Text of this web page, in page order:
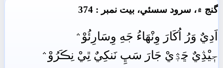
گنج ۾، سرود سسئي، بيت نمبر : 374
اَدِيٌ وَرُ اُکَارَ وِنْهَاءُ جَهِ وِسَارِئُوْ﮶
جٖيْڎِيٌ ڇَڎٖيْ جَارَ سَڀِ نَنکِيٌ ٿِيْ نِڪَرُوْ﮶